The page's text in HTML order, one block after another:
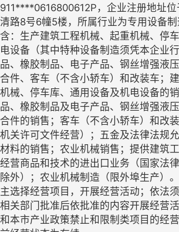
911****0616800612P，企业注册地址
清路8号6幢5楼，所属行业为专用设备
含：生产建筑工程机械、起重机械、停
电设备（其中特种设备制造须凭本企业
品、橡胶制品、电子产品、钢丝增强液
合件、客车（不含小轿车）和改装车；
机械、停车库、通用设备及机电设备的
品、橡胶制品及电子产品、钢丝增强液
合件的销售；客车（不含小轿车）和改
机关许可文件经营）；五金及法律法规
材料的销售；农业机械销售；提供建筑
经营商品和技术的进出口业务（国家法
除外）；农业机械制造（限外埠生产）
主选择经营项目，开展经营活动；依法
相关部门批准后依批准的内容开展经营
和本市产业政策禁止和限制类项目的经